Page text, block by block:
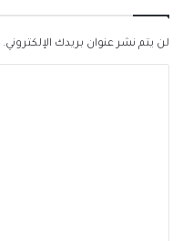
لن يتم نشر عنوان بريدك الإلكتروني.